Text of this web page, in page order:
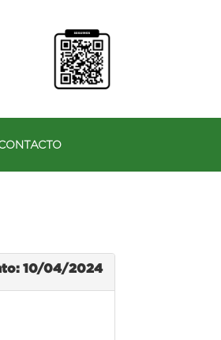
10/04/2024